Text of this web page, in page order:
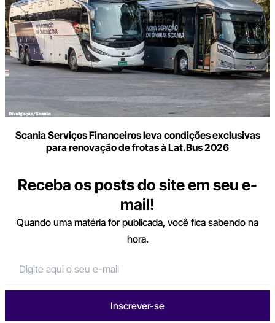
Scania Serviços Financeiros leva condições exclusivas
para renovação de frotas à Lat.Bus 2026
Receba os posts do site em seu e-
mail!
Quando uma matéria for publicada, você fica sabendo na
hora.
Inscrever-se